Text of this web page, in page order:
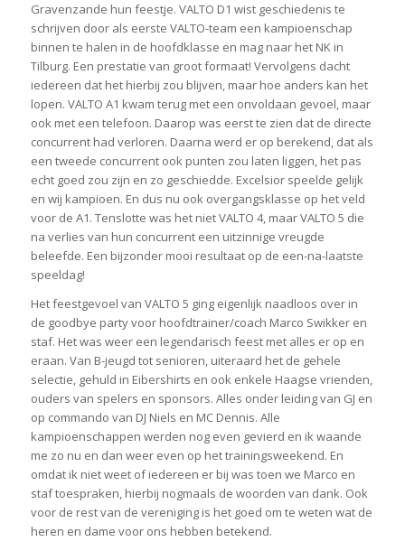
Gravenzande hun feestje. VALTO D1 wist geschiedenis te
schrijven door als eerste VALTO-team een kampioenschap
binnen te halen in de hoofdklasse en mag naar het NK in
Tilburg. Een prestatie van groot formaat! Vervolgens dacht
iedereen dat het hierbij zou blijven, maar hoe anders kan het
lopen. VALTO A1 kwam terug met een onvoldaan gevoel, maar
ook met een telefoon. Daarop was eerst te zien dat de directe
concurrent had verloren. Daarna werd er op berekend, dat als
een tweede concurrent ook punten zou laten liggen, het pas
echt goed zou zijn en zo geschiedde. Excelsior speelde gelijk
en wij kampioen. En dus nu ook overgangsklasse op het veld
voor de A1. Tenslotte was het niet VALTO 4, maar VALTO 5 die
na verlies van hun concurrent een uitzinnige vreugde
beleefde. Een bijzonder mooi resultaat op de een-na-laatste
speeldag!
Het feestgevoel van VALTO 5 ging eigenlijk naadloos over in
de goodbye party voor hoofdtrainer/coach Marco Swikker en
staf. Het was weer een legendarisch feest met alles er op en
eraan. Van B-jeugd tot senioren, uiteraard het de gehele
selectie, gehuld in Eibershirts en ook enkele Haagse vrienden,
ouders van spelers en sponsors. Alles onder leiding van GJ en
op commando van DJ Niels en MC Dennis. Alle
kampioenschappen werden nog even gevierd en ik waande
me zo nu en dan weer even op het trainingsweekend. En
omdat ik niet weet of iedereen er bij was toen we Marco en
staf toespraken, hierbij nogmaals de woorden van dank. Ook
voor de rest van de vereniging is het goed om te weten wat de
heren en dame voor ons hebben betekend.